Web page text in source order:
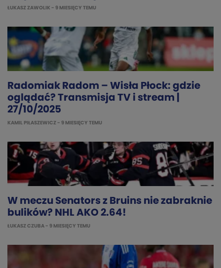
ŁUKASZ ZAWOLIK - 9 MIESIĘCY TEMU
Radomiak Radom – Wisła Płock: gdzie
oglądać? Transmisja TV i stream |
27/10/2025
KAMIL PIŁASZEWICZ - 9 MIESIĘCY TEMU
W meczu Senators z Bruins nie zabraknie
bulików? NHL AKO 2.64!
ŁUKASZ CZUBA - 9 MIESIĘCY TEMU